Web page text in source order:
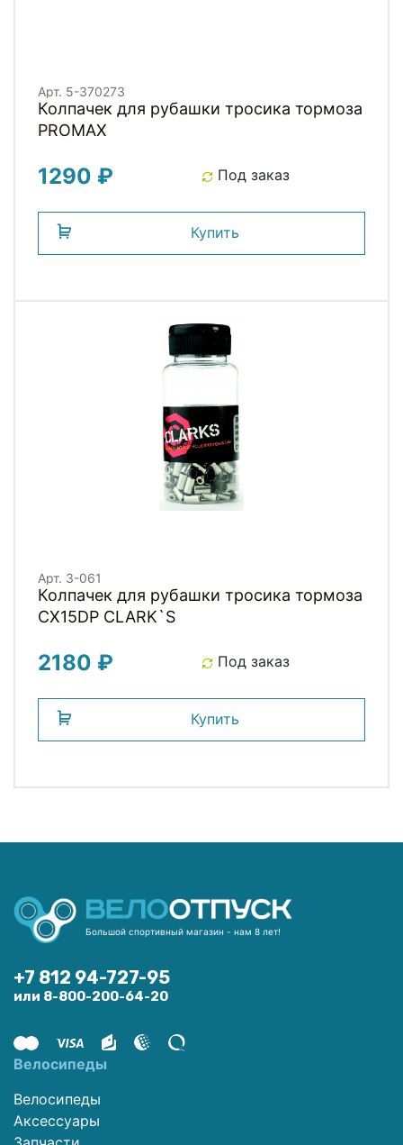
Арт. 5-370273
Колпачек для рубашки тросика тормоза
PROMAX
1290 ₽ Под заказ
Купить
Арт. 3-061
Колпачек для рубашки тросика тормоза
CX15DP СLARK`S
2180 ₽ Под заказ
Купить
Большой спортивный магазин - нам 8 лет!
+7 812 94-727-95
или 8-800-200-64-20
Велосипеды
Велосипеды
Аксессуары